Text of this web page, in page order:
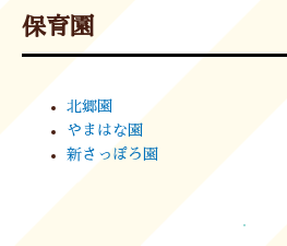
保育園
北郷園
やまはな園
新さっぽろ園